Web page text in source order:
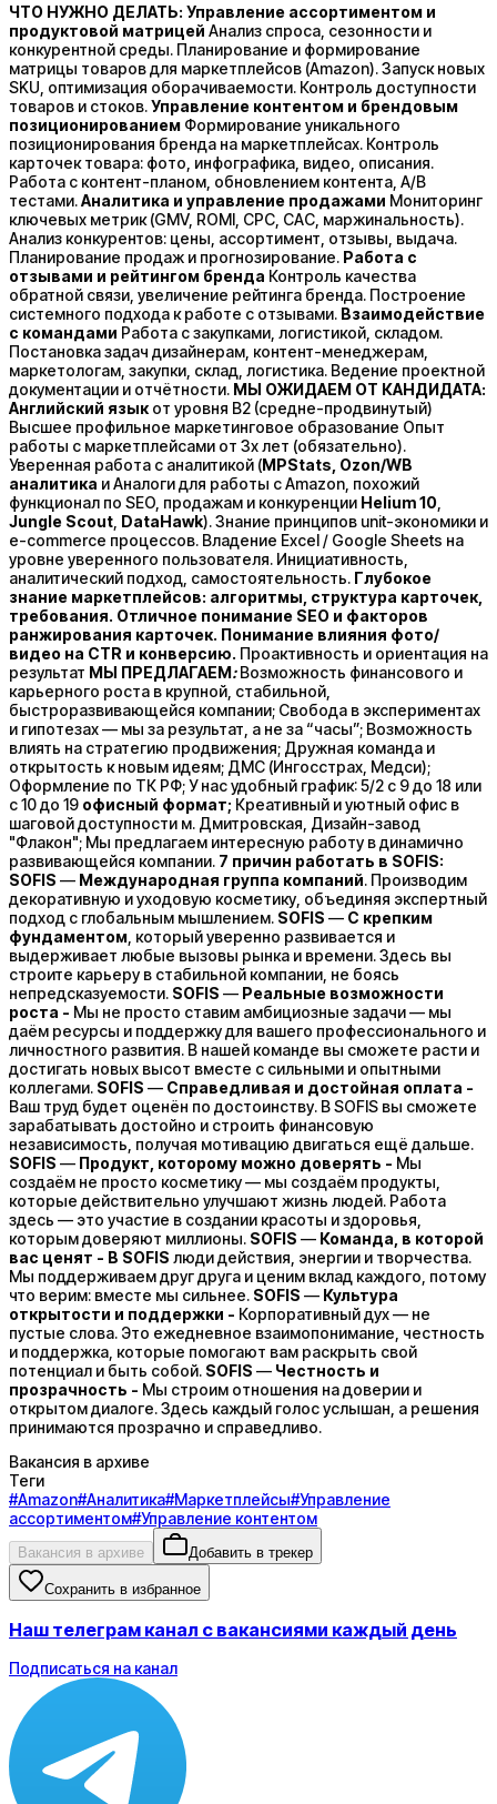
ЧТО НУЖНО ДЕЛАТЬ: Управление ассортиментом и
продуктовой матрицей Анализ спроса, сезонности и
конкурентной среды. Планирование и формирование
матрицы товаров для маркетплейсов (Amazon). Запуск новых
SKU, оптимизация оборачиваемости. Контроль доступности
товаров и стоков.Управление контентом и брендовым
позиционированием Формирование уникального
позиционирования бренда на маркетплейсах. Контроль
карточек товара: фото, инфографика, видео, описания.
Работа с контент-планом, обновлением контента, A/B
тестами.Аналитика и управление продажами Мониторинг
ключевых метрик (GMV, ROMI, CPC, CAC, маржинальность).
Анализ конкурентов: цены, ассортимент, отзывы, выдача.
Планирование продаж и прогнозирование. Работа с
отзывами и рейтингом бренда Контроль качества
обратной связи, увеличение рейтинга бренда. Построение
системного подхода к работе с отзывами. Взаимодействие
с командами Работа с закупками, логистикой, складом.
Постановка задач дизайнерам, контент-менеджерам,
маркетологам, закупки, склад, логистика. Ведение проектной
документации и отчётности. МЫ ОЖИДАЕМ ОТ КАНДИДАТА:
Английский язык от уровня В2 (средне-продвинутый)
Высшее профильное маркетинговое образование Опыт
работы с маркетплейсами от 3х лет (обязательно).
Уверенная работа с аналитикой (MPStats, Ozon/WB
аналитика и Аналоги для работы с Amazon, похожий
функционал по SEO, продажам и конкуренции Helium 10
Jungle Scout DataHawk). Знание принципов unit-экономики и
e-commerce процессов. Владение Excel / Google Sheets на
уровне уверенного пользователя. Инициативность,
аналитический подход, самостоятельность. Глубокое
знание маркетплейсов: алгоритмы, структура карточек,
требования. Отличное понимание SEO и факторов
ранжирования карточек. Понимание влияния фото/
видео на CTR и конверсию. Проактивность и ориентация на
результат МЫ ПРЕДЛАГАЕМ:Возможность финансового и
карьерного роста в крупной, стабильной,
быстроразвивающейся компании; Свобода в экспериментах
и гипотезах — мы за результат, а не за “часы”; Возможность
влиять на стратегию продвижения; Дружная команда и
открытость к новым идеям; ДМС (Ингосстрах, Медси);
Оформление по ТК РФ; У нас удобный график: 5/2 с 9 до 18 или
с 10 до 19 офисный формат; Креативный и уютный офис в
шаговой доступности м. Дмитровская, Дизайн-завод
"Флакон"; Мы предлагаем интересную работу в динамично
развивающейся компании. 7 причин работать в SOFIS:
SOFIS — Международная группа компаний. Производим
декоративную и уходовую косметику, объединяя экспертный
подход с глобальным мышлением. SOFIS — С крепким
фундаментом , который уверенно развивается и
выдерживает любые вызовы рынка и времени. Здесь вы
строите карьеру в стабильной компании, не боясь
непредсказуемости. SOFIS — Реальные возможности
роста - Мы не просто ставим амбициозные задачи — мы
даём ресурсы и поддержку для вашего профессионального и
личностного развития. В нашей команде вы сможете расти и
достигать новых высот вместе с сильными и опытными
коллегами. SOFIS — Справедливая и достойная оплата -
Ваш труд будет оценён по достоинству. В SOFIS вы сможете
зарабатывать достойно и строить финансовую
независимость, получая мотивацию двигаться ещё дальше.
SOFIS — Продукт, которому можно доверять - Мы
создаём не просто косметику — мы создаём продукты,
которые действительно улучшают жизнь людей. Работа
здесь — это участие в создании красоты и здоровья,
которым доверяют миллионы. SOFIS — Команда, в которой
вас ценят - В SOFIS люди действия, энергии и творчества.
Мы поддерживаем друг друга и ценим вклад каждого, потому
что верим: вместе мы сильнее. SOFIS — Культура
открытости и поддержки - Корпоративный дух — не
пустые слова. Это ежедневное взаимопонимание, честность
и поддержка, которые помогают вам раскрыть свой
потенциал и быть собой. SOFIS — Честность и
прозрачность - Мы строим отношения на доверии и
открытом диалоге. Здесь каждый голос услышан, а решения
принимаются прозрачно и справедливо.
Вакансия в архиве
Теги
#Amazon#Аналитика#Маркетплейсы#Управление
ассортиментом#Управление контентом
Вакансия в архиве Добавить в трекер
Сохранить в избранное
Наш телеграм канал с вакансиями каждый день
Подписаться на канал